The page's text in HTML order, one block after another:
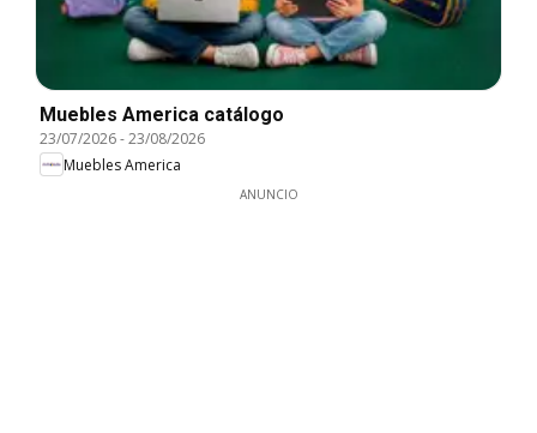
Muebles America catálogo
23/07/2026-23/08/2026
Muebles America
ANUNCIO